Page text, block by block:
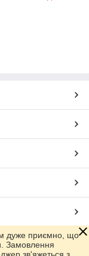
дуже приємно, що
Замовлення